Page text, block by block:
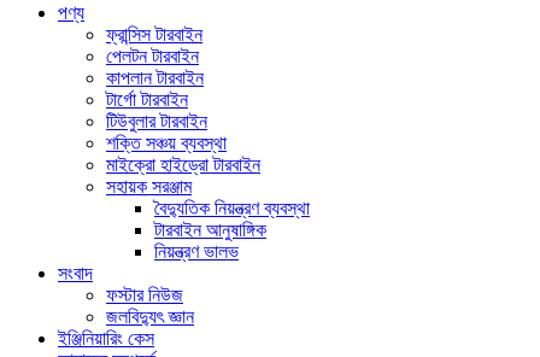
পণ্য
ফ্রান্সিস টারবাইন
পেলটন টারবাইন
কাপলান টারবাইন
টার্গো টারবাইন
টিউবুলার টারবাইন
শক্তি সঞ্চয় ব্যবস্থা
মাইক্রো হাইড্রো টারবাইন
সহায়ক সরঞ্জাম
বৈদ্যুতিক নিয়ন্ত্রণ ব্যবস্থা
টারবাইন আনুষাঙ্গিক
নিয়ন্ত্রণ ভালভ
সংবাদ
ফস্টার নিউজ
জলবিদ্যুৎ জ্ঞান
ইঞ্জিনিয়ারিং কেস